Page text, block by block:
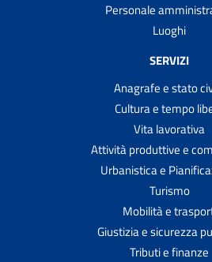
Personale
Luoghi
SERVIZI
Anagrafe e stato
Cultura e tempo
Vita lavorativa
Attività produttive e
Urbanistica e
Turismo
Mobilità e
Giustizia e sicurezza
Tributi e finanze